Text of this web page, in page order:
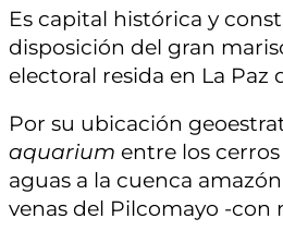
Es capital histórica y
disposición del gran
electoral resida en La
Por su ubicación
aquarium entre los
aguas a la cuenca
venas del Pilcomayo -con